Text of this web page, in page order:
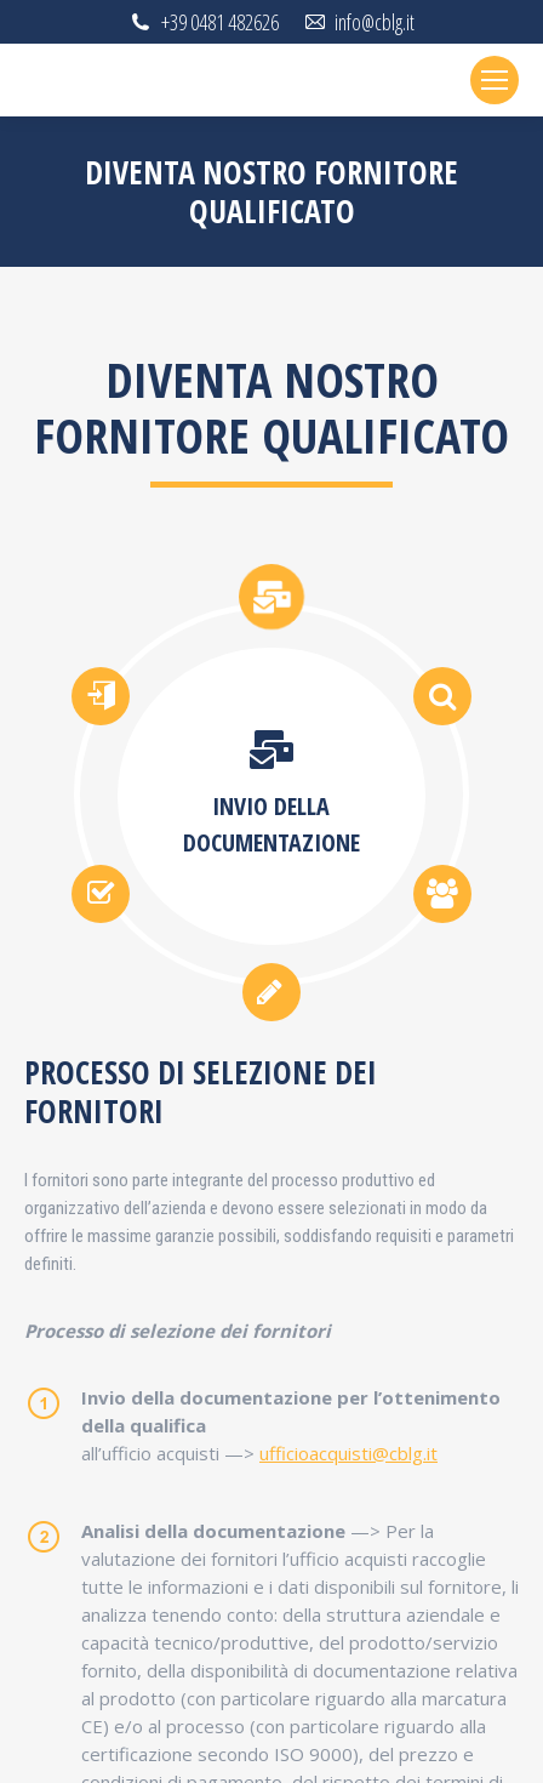
+39 0481 482626 info@cblg.it
DIVENTA NOSTRO FORNITORE
QUALIFICATO
DIVENTA NOSTRO
FORNITORE QUALIFICATO
INVIO DELLA
DOCUMENTAZIONE
PROCESSO DI SELEZIONE DEI
FORNITORI
I fornitori sono parte integrante del processo produttivo ed
organizzativo dell’azienda e devono essere selezionati in modo da
offrire le massime garanzie possibili, soddisfando requisiti e parametri
definiti.
Processo di selezione dei fornitori
Invio della documentazione per l’ottenimento
della qualifica
all’ufficio acquisti —> ufficioacquisti@cblg.it
Analisi della documentazione —> Per la
valutazione dei fornitori l’ufficio acquisti raccoglie
tutte le informazioni e i dati disponibili sul fornitore, li
analizza tenendo conto: della struttura aziendale e
capacità tecnico/produttive, del prodotto/servizio
fornito, della disponibilità di documentazione relativa
al prodotto (con particolare riguardo alla marcatura
CE) e/o al processo (con particolare riguardo alla
certificazione secondo ISO 9000), del prezzo e